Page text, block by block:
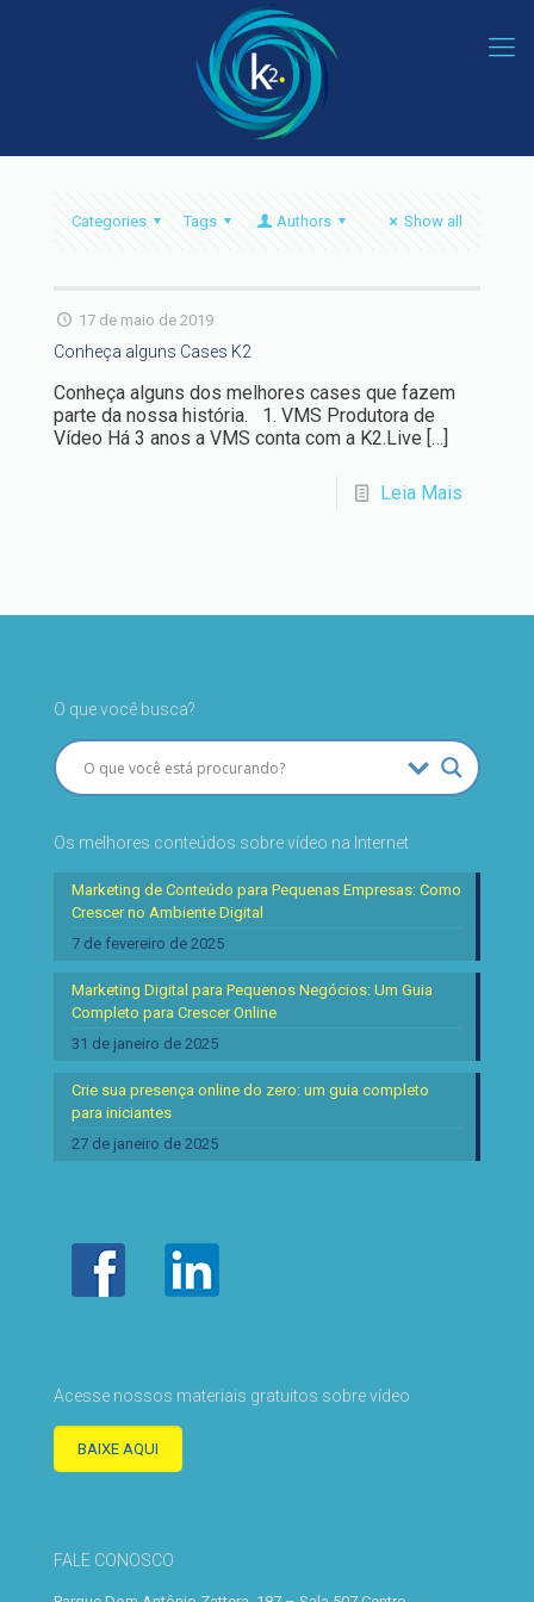
Categories Tags Authors Show all
17 de maio de 2019
Conheça alguns Cases K2
Conheça alguns dos melhores cases que fazem
parte da nossa história. 1. VMS Produtora de
Vídeo Há 3 anos a VMS conta com a K2.Live […]
Leia Mais
O que você busca?
Os melhores conteúdos sobre vídeo na Internet
Marketing de Conteúdo para Pequenas Empresas: Como
Crescer no Ambiente Digital
7 de fevereiro de 2025
Marketing Digital para Pequenos Negócios: Um Guia
Completo para Crescer Online
31 de janeiro de 2025
Crie sua presença online do zero: um guia completo
para iniciantes
27 de janeiro de 2025
Acesse nossos materiais gratuitos sobre vídeo
BAIXE AQUI
FALE CONOSCO